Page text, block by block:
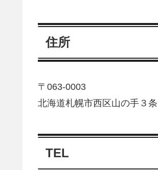
住所
〒063-0003
北海道札幌市西区山の手３
TEL